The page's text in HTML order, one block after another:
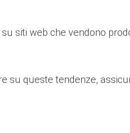
su siti web che vendono
su queste tendenze,